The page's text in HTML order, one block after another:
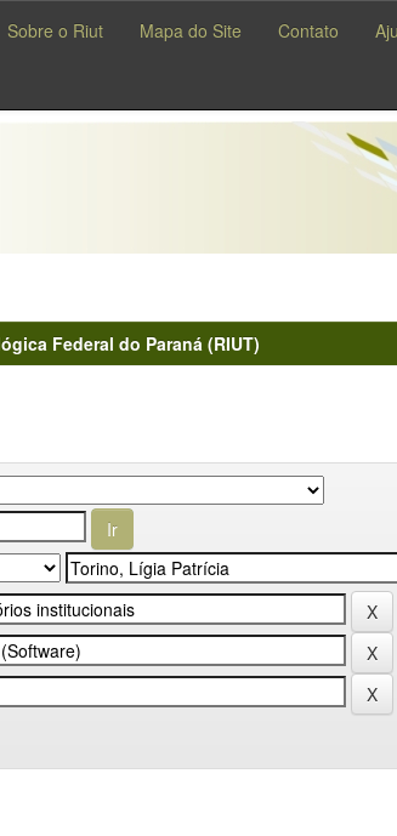
Sobre o Riut Mapa do Site Contato
Federal do Paraná (RIUT)